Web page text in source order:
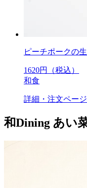
ピーチポークの
1620円（税込）
和食
詳細・注文ペー
和Dining あい